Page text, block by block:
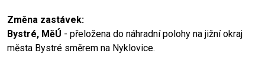
Změna zastávek:
Bystré, MěÚ - přeložena do náhradní polohy na jižní okraj
města Bystré směrem na Nyklovice.